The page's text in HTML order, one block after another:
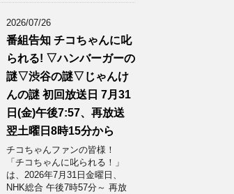
2026/07/26
番組告知 チコちゃんに叱
られる! ▽ハンバーガーの
謎▽渋谷の謎▽じゃんけ
んの謎 初回放送日 7月31
日(金)午後7:57、再放送
翌土曜日8時15分から
チコちゃんファンの皆様！
「チコちゃんに叱られる！」​
は、2026年7月31日金曜日、
NHK総合 午後7時57分～ 再放